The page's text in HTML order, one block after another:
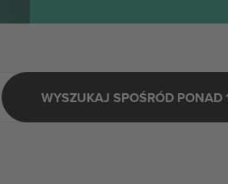
WYSZUKAJ SPOŚRÓD PONAD